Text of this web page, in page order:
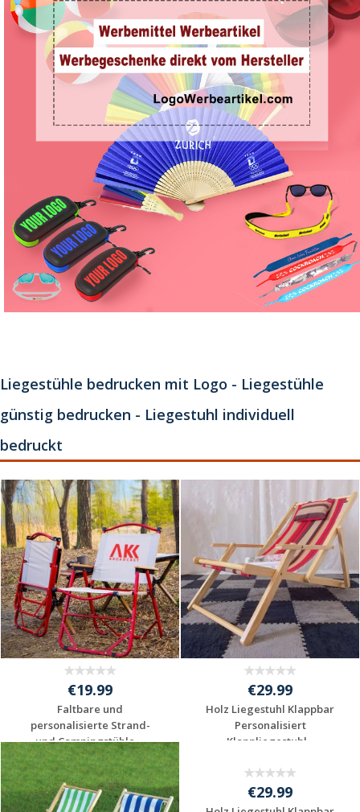
Liegestühle bedrucken mit Logo - Liegestühle
günstig bedrucken - Liegestuhl individuell
bedruckt
€19.99
Faltbare und
personalisierte Strand-
und Campingstühle ...
Individuelles
Angebot anfordern
€29.99
Holz Liegestuhl Klappbar
Personalisiert
Klappliegestuhl...
Angebot anfordern